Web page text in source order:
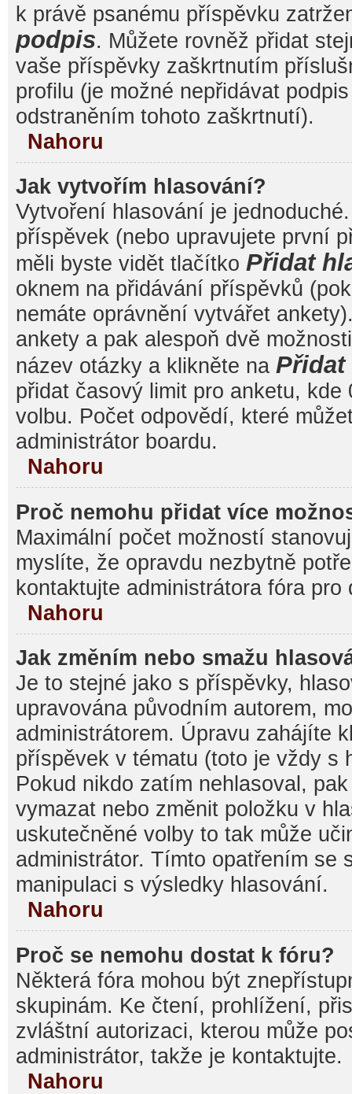
k právě psanému příspěvku
podpis. Můžete rovněž přidat
vaše příspěvky zaškrtnutím
profilu (je možné nepřidávat
odstraněním tohoto zaškrtnutí).
Nahoru
Jak vytvořím hlasování?
Vytvoření hlasování je
příspěvek (nebo upravujete první
měli byste vidět tlačítko Přidat
oknem na přidávání příspěvků
nemáte oprávnění vytvářet
ankety a pak alespoň dvě
název otázky a klikněte na
přidat časový limit pro anketu, kde
volbu. Počet odpovědí, které
administrátor boardu.
Nahoru
Proč nemohu přidat více
Maximální počet možností
myslíte, že opravdu nezbytně
kontaktujte administrátora fóra pro
Nahoru
Jak změním nebo smažu
Je to stejné jako s příspěvky,
upravována původním autorem,
administrátorem. Úpravu zahájíte
příspěvek v tématu (toto je vždy s
Pokud nikdo zatím nehlasoval,
vymazat nebo změnit položku v
uskutečněné volby to tak může
administrátor. Tímto opatřením se
manipulaci s výsledky hlasování.
Nahoru
Proč se nemohu dostat k fóru?
Některá fóra mohou být
skupinám. Ke čtení, prohlížení,
zvláštní autorizaci, kterou může
administrátor, takže je kontaktujte.
Nahoru